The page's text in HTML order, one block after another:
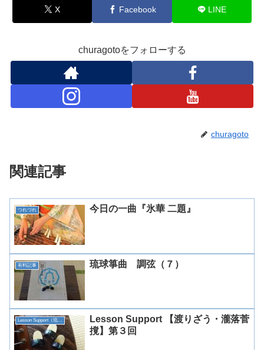
X Facebook LINE
churagotoをフォローする
churagoto
関連記事
つれづれ 今日の一曲『氷華 二題』
有料記事 琉球箏曲 調弦（７）
Lesson Support（琉球）
Lesson Support 【渡りざう・瀧落菅
撹】第３回